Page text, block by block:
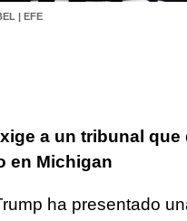
| EFE
a un tribunal que
en Michigan
ha presentado